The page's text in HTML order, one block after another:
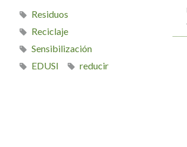
Residuos
Reciclaje
Sensibilización
EDUSI
reducir